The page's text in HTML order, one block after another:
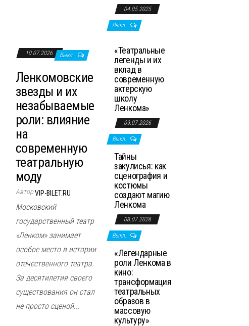
04.05.2025
Выкл.
10.07.2026 Выкл.
Ленкомовские
звезды и их
незабываемые
роли: влияние
на
современную
театральную
моду
АвторVIP-BILET.RU
Московский
государственный театр
«Ленком» занимает
особое место в истории
отечественного театра.
За десятилетия своего
существования он стал
не просто сценой...
«Театральные
легенды и их
вклад в
современную
актерскую
школу
Ленкома»
09.07.2026
Выкл.
Тайны
закулисья: как
сценография и
костюмы
создают магию
Ленкома
08.07.2026
Выкл.
«Легендарные
роли Ленкома в
кино:
трансформация
театральных
образов в
массовую
культуру»